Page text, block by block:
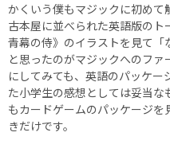
かくいう僕もマジックに初めて
古本屋に並べられた英語版の
青幕の侍》のイラストを見て「
と思ったのがマジックへのフ
にしてみても、英語のパッケ
た小学生の感想としては妥当
もカードゲームのパッケージ
きだけです。